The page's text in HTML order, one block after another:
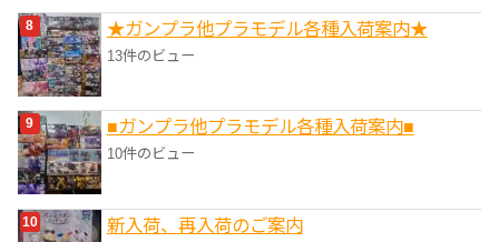
★ガンプラ他プラモデル各種入荷案内★
13件のビュー
■ガンプラ他プラモデル各種入荷案内■
10件のビュー
新入荷、再入荷のご案内